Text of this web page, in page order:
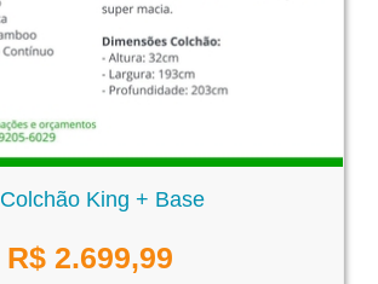
Colchão King + Base
R$ 2.699,99